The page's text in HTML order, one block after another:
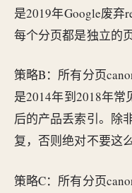
是2019年Google废弃
每个分页都是独立的
策略B：所有分页
是2014年到2018年
后的产品丢索引。除
复，否则绝对不要这么
策略C：所有分页